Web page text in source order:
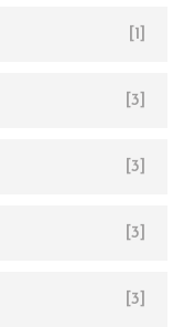
[1]
[3]
[3]
[3]
[3]